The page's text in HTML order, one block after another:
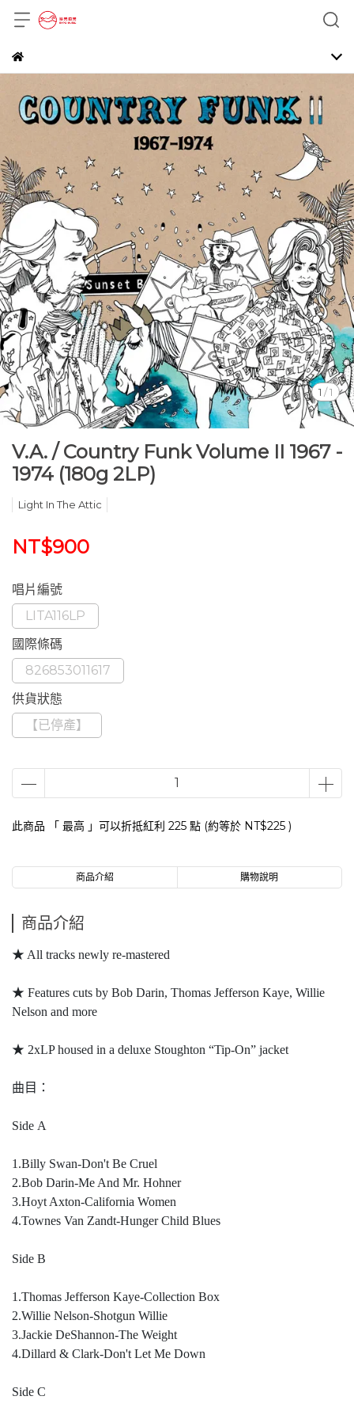
1 /1
V.A. / Country Funk Volume II 1967 -
1974 (180g 2LP)
Light In The Attic
NT$900
唱片編號
LITA116LP
國際條碼
826853011617
供貨狀態
【已停產】
此商品 「 最高 」可以折抵紅利 225 點 (約等於 NT$225 )
商品介紹 購物說明
商品介紹
★ All tracks newly re-mastered
★ Features cuts by Bob Darin, Thomas Jefferson Kaye, Willie
Nelson and more
★ 2xLP housed in a deluxe Stoughton “Tip-On” jacket
曲目：
Side A
1.Billy Swan-Don't Be Cruel
2.Bob Darin-Me And Mr. Hohner
3.Hoyt Axton-California Women
4.Townes Van Zandt-Hunger Child Blues
Side B
1.Thomas Jefferson Kaye-Collection Box
2.Willie Nelson-Shotgun Willie
3.Jackie DeShannon-The Weight
4.Dillard & Clark-Don't Let Me Down
Side C